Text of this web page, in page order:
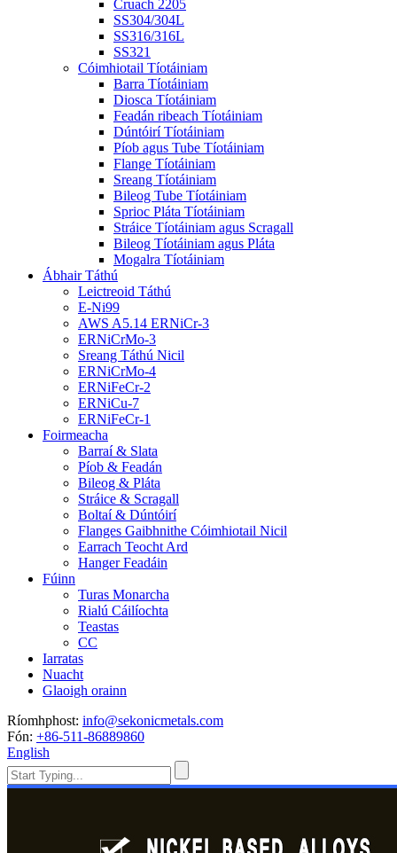
Cruach 2205
SS304/304L
SS316/316L
SS321
Cóimhiotail Tíotáiniam
Barra Tíotáiniam
Diosca Tíotáiniam
Feadán ribeach Tíotáiniam
Dúntóirí Tíotáiniam
Píob agus Tube Tíotáiniam
Flange Tíotáiniam
Sreang Tíotáiniam
Bileog Tube Tíotáiniam
Sprioc Pláta Tíotáiniam
Stráice Tíotáiniam agus Scragall
Bileog Tíotáiniam agus Pláta
Mogalra Tíotáiniam
Ábhair Táthú
Leictreoid Táthú
E-Ni99
AWS A5.14 ERNiCr-3
ERNiCrMo-3
Sreang Táthú Nicil
ERNiCrMo-4
ERNiFeCr-2
ERNiCu-7
ERNiFeCr-1
Foirmeacha
Barraí & Slata
Píob & Feadán
Bileog & Pláta
Stráice & Scragall
Boltaí & Dúntóirí
Flanges Gaibhnithe Cóimhiotail Nicil
Earrach Teocht Ard
Hanger Feadáin
Fúinn
Turas Monarcha
Rialú Cáilíochta
Teastas
CC
Iarratas
Nuacht
Glaoigh orainn
Ríomhphost: info@sekonicmetals.com
Fón: +86-511-86889860
English